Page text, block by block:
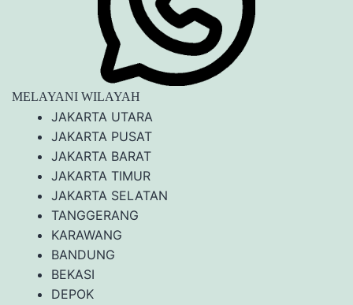
MELAYANI WILAYAH
JAKARTA UTARA
JAKARTA PUSAT
JAKARTA BARAT
JAKARTA TIMUR
JAKARTA SELATAN
TANGGERANG
KARAWANG
BANDUNG
BEKASI
DEPOK